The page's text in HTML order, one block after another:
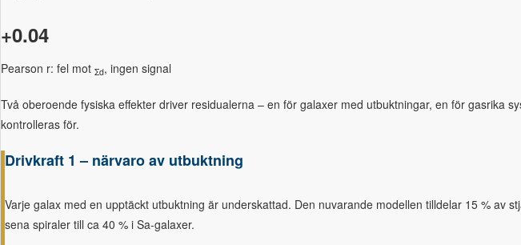
+0.04
Pearson r: fel mot Σd, ingen signal
Två oberoende fysiska effekter driver residualerna – en för galaxer med utbuktningar, en för gasrika
kontrolleras för.
Drivkraft 1 – närvaro av utbuktning
Varje galax med en upptäckt utbuktning är underskattad. Den nuvarande modellen tilldelar 15 % av
sena spiraler till ca 40 % i Sa-galaxer.